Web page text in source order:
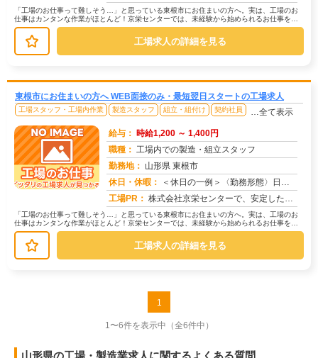
「工場のお仕事って難しそう…」と思っている東根市にお住まいの方へ。実は、工場のお
仕事はカンタンな作業がほとんど！京栄センターでは、未経験から始められるお仕事を多
数ご紹介しています。たとえばこんな...
工場求人の詳細を見る
東根市にお住まいの方へ WEB面接のみ・最短翌日スタートの工場求人
工場スタッフ・工場内作業 製造スタッフ 組立・組付け 契約社員 …全て表示
給与： 時給1,200 ～ 1,400円
職種： 工場内での製造・組立スタッフ
勤務地： 山形県 東根市
休日・休暇：
＜休日の一例＞〈勤務形態〉日勤〈休日〉土日★ＧＷ・夏季・冬季・年末年始休暇あり★有給休暇あり※配属先により休日・勤...
工場PR： 株式会社京栄センターで、安定した暮らしを手に入れませんか？☆家具付き寮がすぐに利用可能！→ 敷金・礼金・鍵交換代も...
「工場のお仕事って難しそう…」と思っている東根市にお住まいの方へ。実は、工場のお
仕事はカンタンな作業がほとんど！京栄センターでは、未経験から始められるお仕事を多
数ご紹介しています。たとえばこんな...
工場求人の詳細を見る
1
1〜6件を表示中 （全6件中）
山形県の工場・製造業求人に関するよくある質問